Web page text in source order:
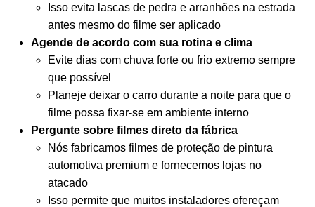
Isso evita lascas de pedra e arranhões na estrada
antes mesmo do filme ser aplicado
Agende de acordo com sua rotina e clima
Evite dias com chuva forte ou frio extremo sempre
que possível
Planeje deixar o carro durante a noite para que o
filme possa fixar-se em ambiente interno
Pergunte sobre filmes direto da fábrica
Nós fabricamos filmes de proteção de pintura
automotiva premium e fornecemos lojas no
atacado
Isso permite que muitos instaladores ofereçam